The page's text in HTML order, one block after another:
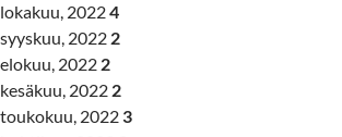
lokakuu, 20224
syyskuu, 2022 2
elokuu, 2022 2
kesäkuu, 2022 2
toukokuu, 2022 3